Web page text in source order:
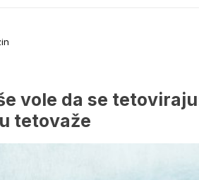
vole da se
tetovaže